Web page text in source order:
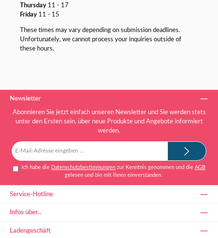
Thursday 11 - 17
Friday 11 - 15
These times may vary depending on submission deadlines.
Unfortunately, we cannot process your inquiries outside of
these hours.
Newsletter
Abonnieren Sie jetzt einfach unseren Newsletter und Sie werden stets
unter den Ersten sein, über neue Produkte und Angebote informiert
werden.
Ich habe die Datenschutzbestimmungen zur Kenntnis genommen und dieAGB
gelesen und bin mit ihnen einverstanden.
Service-Hotline
Infos über...
Ladengeschäft